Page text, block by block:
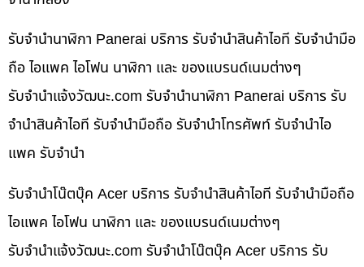
รับจำนำนาฬิกา Panerai บริการ รับจำนำสินค้าไอที รับจำนำมือ
ถือ ไอแพค ไอโฟน นาฬิกา และ ของแบรนด์เนมต่างๆ
รับจํานําแจ้งวัฒนะ.com รับจำนำนาฬิกา Panerai บริการ รับ
จำนำสินค้าไอที รับจำนำมือถือ รับจำนำโทรศัพท์ รับจำนำไอ
แพค รับจำนำ
รับจำนำโน๊ตบุ๊ค Acer บริการ รับจำนำสินค้าไอที รับจำนำมือถือ
ไอแพค ไอโฟน นาฬิกา และ ของแบรนด์เนมต่างๆ
รับจํานําแจ้งวัฒนะ.com รับจำนำโน๊ตบุ๊ค Acer บริการ รับ